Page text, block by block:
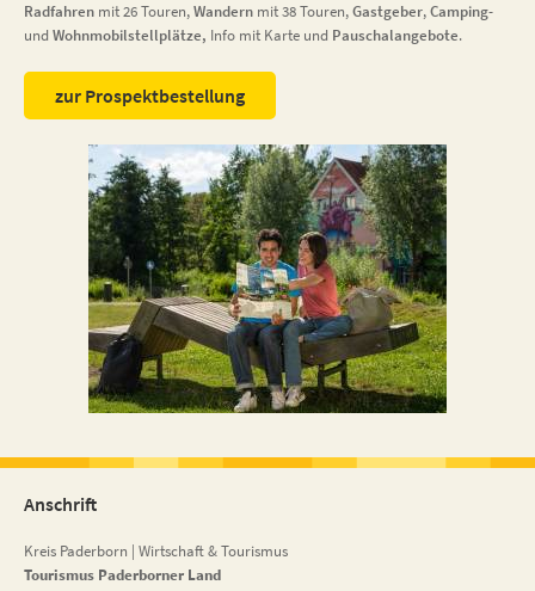
Radfahren mit 26 Touren,Wandern mit 38 Touren,Gastgeber,Camping-
und Wohnmobilstellplätze, Info mit Karte und Pauschalangebote.
zur Prospektbestellung
Anschrift
Kreis Paderborn | Wirtschaft & Tourismus
Tourismus Paderborner Land